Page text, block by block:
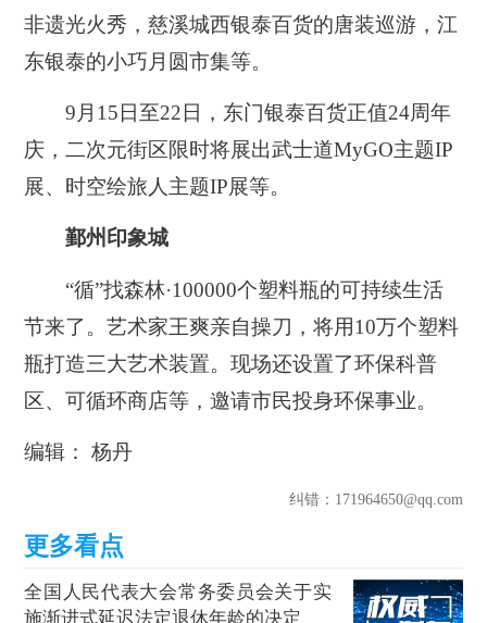
非遗光火秀，慈溪城西银泰百货的唐装巡游，江
东银泰的小巧月圆市集等。
9月15日至22日，东门银泰百货正值24周年
庆，二次元街区限时将展出武士道MyGO主题IP
展、时空绘旅人主题IP展等。
鄞州印象城
“循”找森林·100000个塑料瓶的可持续生活
节来了。艺术家王爽亲自操刀，将用10万个塑料
瓶打造三大艺术装置。现场还设置了环保科普
区、可循环商店等，邀请市民投身环保事业。
编辑： 杨丹
纠错：171964650@qq.com
全国人民代表大会常务委员会关于实
施渐进式延迟法定退休年龄的决定